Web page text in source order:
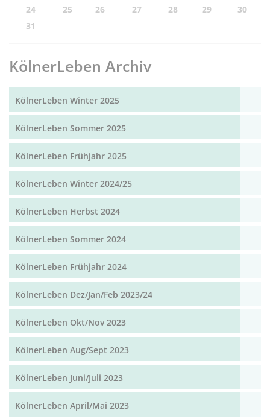
24
25 26 27 28 29
30
31
KölnerLeben Archiv
KölnerLeben Winter 2025
KölnerLeben Sommer 2025
KölnerLeben Frühjahr 2025
KölnerLeben Winter 2024/25
KölnerLeben Herbst 2024
KölnerLeben Sommer 2024
KölnerLeben Frühjahr 2024
KölnerLeben Dez/Jan/Feb 2023/24
KölnerLeben Okt/Nov 2023
KölnerLeben Aug/Sept 2023
KölnerLeben Juni/Juli 2023
KölnerLeben April/Mai 2023